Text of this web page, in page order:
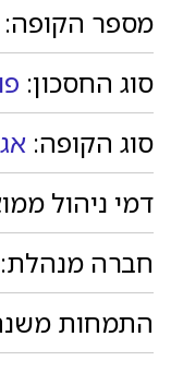
מספר הקופה:
סוג החסכון:
סוג הקופה:
דמי ניהול
חברה מנהלת:
התמחות